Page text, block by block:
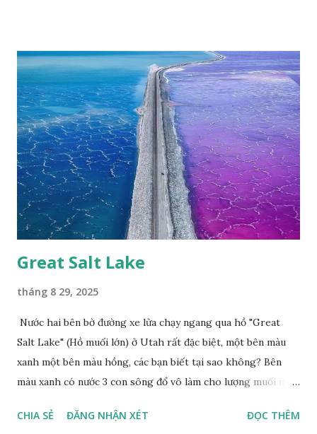
Happy Việt Nam 2024 Vietnam.vn
Great Salt Lake
tháng 8 29, 2025
Nước hai bên bờ đường xe lửa chạy ngang qua hồ "Great
Salt Lake" (Hồ muối lớn) ở Utah rất đặc biệt, một bên màu
xanh một bên màu hồng, các bạn biết tại sao không? Bên
màu xanh có nước 3 con sông đổ vô làm cho lượng muối ít,
biển, nhiều sinh vật thích muối sống ở đây, tạo nên màu
CHIA SẺ ĐĂNG NHẬN XÉT ĐỌC THÊM